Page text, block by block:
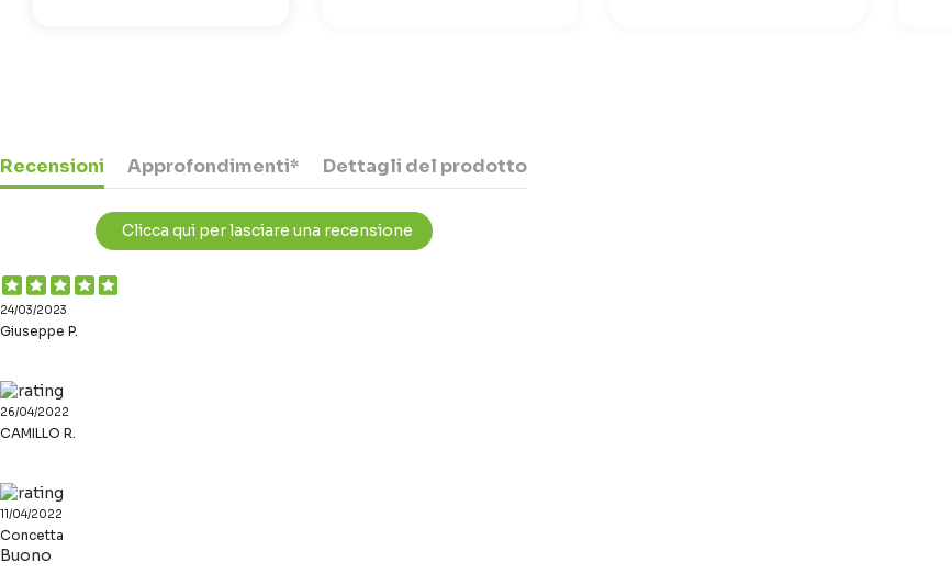
Recensioni Approfondimenti* Dettagli del prodotto
Clicca qui per lasciare una recensione
24/03/2023
Giuseppe P.
26/04/2022
CAMILLO R.
11/04/2022
Concetta
Buono